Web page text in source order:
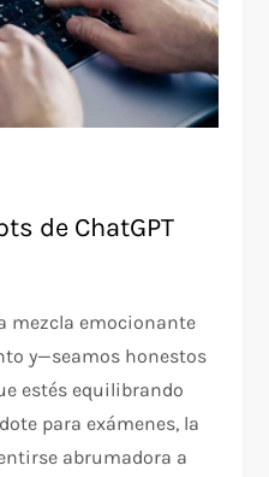
de ChatGPT
mezcla emocionante
y—seamos honestos
estés equilibrando
para exámenes, la
abrumadora a